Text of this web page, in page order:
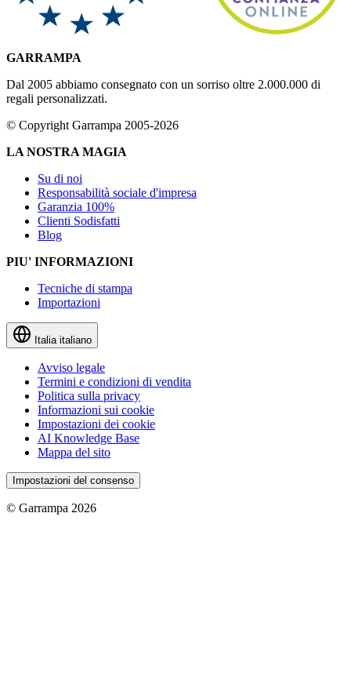
GARRAMPA
Dal 2005 abbiamo consegnato con un sorriso oltre 2.000.000 di
regali personalizzati.
© Copyright Garrampa 2005-2026
LA NOSTRA MAGIA
Su di noi
Responsabilità sociale d'impresa
Garanzia 100%
Clienti Sodisfatti
Blog
PIU' INFORMAZIONI
Tecniche di stampa
Importazioni
Italia italiano
Avviso legale
Termini e condizioni di vendita
Politica sulla privacy
Informazioni sui cookie
Impostazioni dei cookie
AI Knowledge Base
Mappa del sito
Impostazioni del consenso
© Garrampa 2026